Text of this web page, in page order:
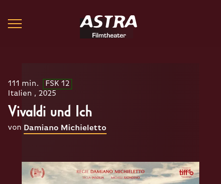
111 min.
FSK 12
Italien , 2025
Vivaldi und Ich
von Damiano Michieletto